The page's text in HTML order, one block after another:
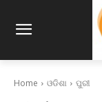
Home ଓଡିଶା ପୁରୀ